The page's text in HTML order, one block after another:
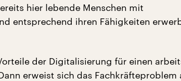
hier lebende Menschen mit
entsprechend ihren Fähigkeiten
der Digitalisierung für einen
erweist sich das Fachkräfteproblem